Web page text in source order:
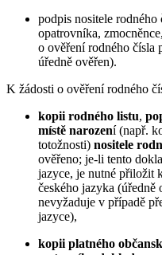
podpis nositele rodného
opatrovníka,
o ověření rodného čísla
úředně ověřen).
K žádosti o ověření rodného
kopii rodného listu,
místě narození (např.
totožnosti) nositele
ověřeno; je-li tento
jazyce, je nutné přiložit
českého jazyka (úředně
nevyžaduje v případě
jazyce),
kopii platného